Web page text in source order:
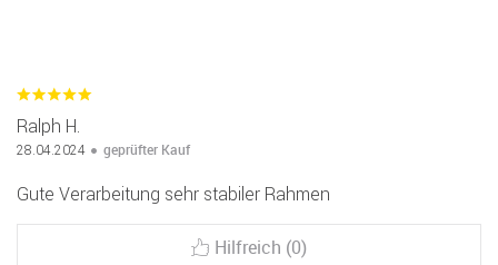
Ralph H.
28.04.2024 geprüfter Kauf
Gute Verarbeitung sehr stabiler Rahmen
Hilfreich (0)